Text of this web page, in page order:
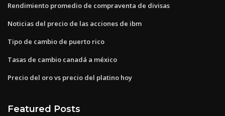
Rendimiento promedio de compraventa de divisas
Noticias del precio de las acciones de ibm
Tipo de cambio de puerto rico
Tasas de cambio canadá a méxico
Precio del oro vs precio del platino hoy
Featured Posts